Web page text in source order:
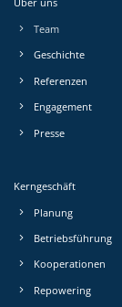
Team
Geschichte
Referenzen
Engagement
Presse
Kerngeschäft
Planung
Betriebs­führung
Kooperationen
Repowering